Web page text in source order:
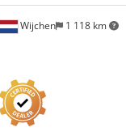
Wijchen 1 118 km